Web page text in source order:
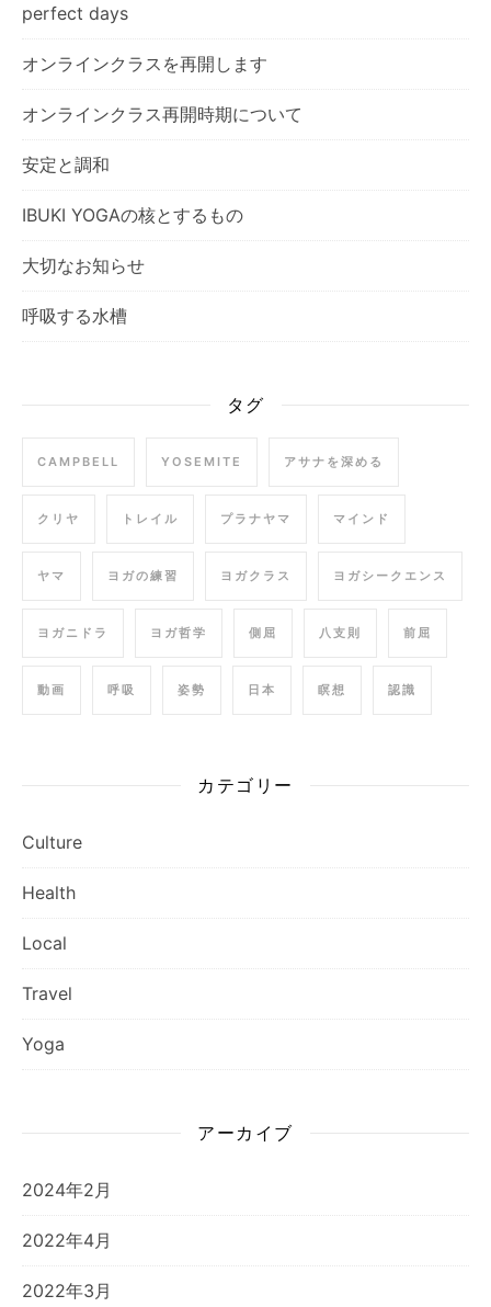
perfect days
オンラインクラスを再開します
オンラインクラス再開時期について
安定と調和
IBUKI YOGAの核とするもの
大切なお知らせ
呼吸する水槽
タグ
CAMPBELL YOSEMITE アサナを深める
クリヤ トレイル プラナヤマ マインド
ヤマ ヨガの練習 ヨガクラス ヨガシークエンス
ヨガニドラ ヨガ哲学 側屈 八支則 前屈
動画 呼吸 姿勢 日本 瞑想 認識
カテゴリー
Culture
Health
Local
Travel
Yoga
アーカイブ
2024年2月
2022年4月
2022年3月